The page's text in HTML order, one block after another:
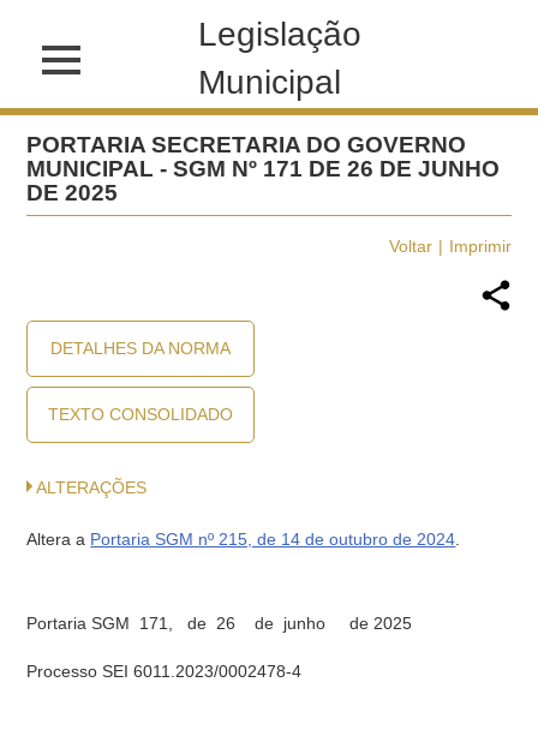
Legislação
Municipal
PORTARIA SECRETARIA DO GOVERNO
MUNICIPAL - SGM Nº 171 DE 26 DE JUNHO
DE 2025
Voltar Imprimir
DETALHES DA NORMA
TEXTO CONSOLIDADO
ALTERAÇÕES
Altera a Portaria SGM nº 215, de 14 de outubro de 2024
Portaria SGM 171, de 26 de junho de 2025
Processo SEI 6011.2023/0002478-4